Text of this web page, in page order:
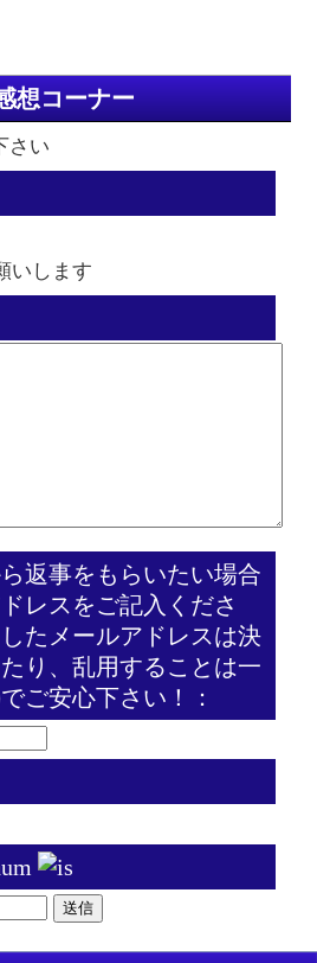
想コーナー
さい
いします
返事をもらいたい場合
レスをご記入くださ
たメールアドレスは決
り、乱用することは一
ご安心下さい！：